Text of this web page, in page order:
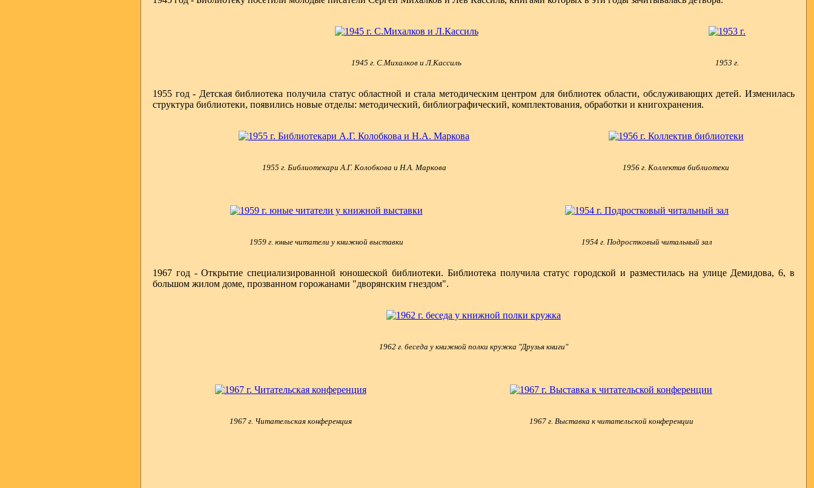
1945 г. С.Михалков и Л.Кассиль 1953 г.
1955 год - Детская библиотека получила статус областной и стала методическим центром для библиотек области, обслуживающих детей. Изменилась
структура библиотеки, появились новые отделы: методический, библиографический, комплектования, обработки и книгохранения.
1955 г. Библиотекари А.Г. Колобкова и Н.А. Маркова 1956 г. Коллектив библиотеки
1959 г. юные читатели у книжной выставки 1954 г. Подростковый читальный зал
1967 год - Открытие специализированной юношеской библиотеки. Библиотека получила статус городской и разместилась на улице Демидова, 6, в
большом жилом доме, прозванном горожанами "дворянским гнездом".
1962 г. беседа у книжной полки кружка "Друзья книги"
1967 г. Читательская конференция 1967 г. Выставка к читательской конференции